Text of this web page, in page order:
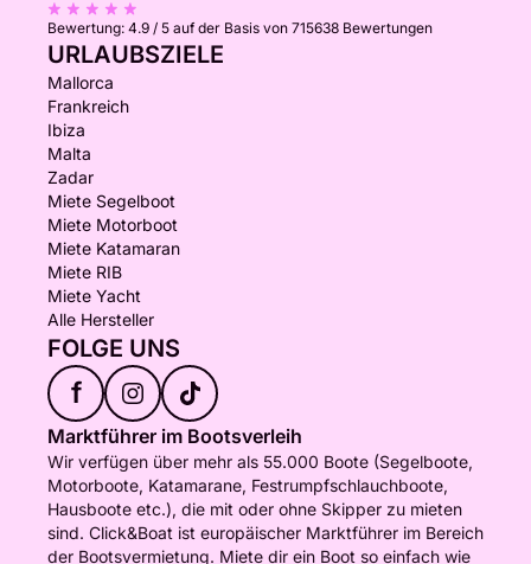
Bewertung: 4.9 / 5 auf der Basis von 715638 Bewertungen
URLAUBSZIELE
Mallorca
Frankreich
Ibiza
Malta
Zadar
Miete Segelboot
Miete Motorboot
Miete Katamaran
Miete RIB
Miete Yacht
Alle Hersteller
FOLGE UNS
f
Marktführer im Bootsverleih
Wir verfügen über mehr als 55.000 Boote (Segelboote,
Motorboote, Katamarane, Festrumpfschlauchboote,
Hausboote etc.), die mit oder ohne Skipper zu mieten
sind. Click&Boat ist europäischer Marktführer im Bereich
der Bootsvermietung. Miete dir ein Boot so einfach wie